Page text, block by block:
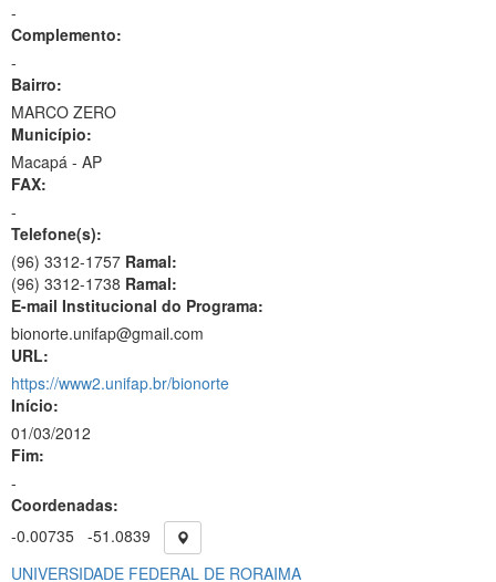
-
Complemento:
-
Bairro:
MARCO ZERO
Município:
Macapá - AP
FAX:
-
Telefone(s):
(96) 3312-1757 Ramal:
(96) 3312-1738 Ramal:
E-mail Institucional do Programa:
bionorte.unifap@gmail.com
URL:
https://www2.unifap.br/bionorte
Início:
01/03/2012
Fim:
-
Coordenadas:
-0.00735 -51.0839
UNIVERSIDADE FEDERAL DE RORAIMA